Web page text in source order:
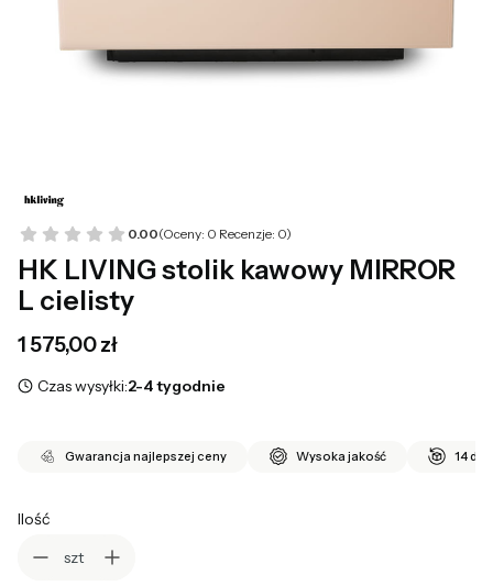
0.00(Oceny: 0 Recenzje: 0)
HK LIVING stolik kawowy MIRROR
L cielisty
Cena
1 575,00 zł
Czas wysyłki:2-4 tygodnie
Gwarancja najlepszej ceny Wysoka jakość 14 dni
Ilość
szt